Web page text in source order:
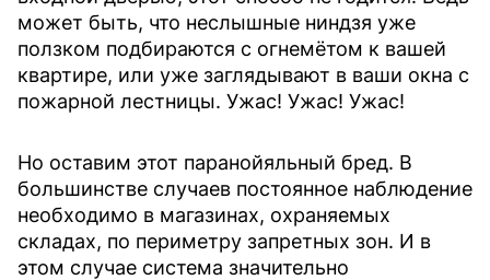
может быть, что неслышные ниндзя уже
ползком подбираются с огнемётом к вашей
квартире, или уже заглядывают в ваши окна с
пожарной лестницы. Ужас! Ужас! Ужас!
Но оставим этот паранойяльный бред. В
большинстве случаев постоянное наблюдение
необходимо в магазинах, охраняемых
складах, по периметру запретных зон. И в
этом случае система значительно